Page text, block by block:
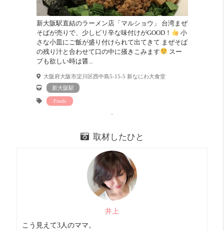
お部屋診断
良い！ 16 点
洗濯機が置けない、ユニットバスなど
妥協点は必要ですが
新大阪駅直結のラーメン店「マルショウ」 台湾まぜ
そばが売りで、少しピリ辛な味付けがGOOD！
小
さな小皿にご飯が盛り付けられて出てきて まぜそば
の残り汁と合わせて口の中に掻きこみます
スー
プも欲しい時は醤...
大阪府大阪市淀川区西中島5-15-5 新なにわ大食堂
新大阪駅
Foods
取材したひと
井上
こう見えて3人のママ。